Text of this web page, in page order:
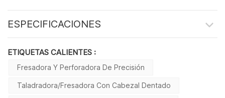
ESPECIFICACIONES
ETIQUETAS CALIENTES :
Fresadora Y Perforadora De Precisión
Taladradora/fresadora Con Cabezal Dentado